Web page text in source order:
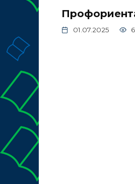
01.07.2025